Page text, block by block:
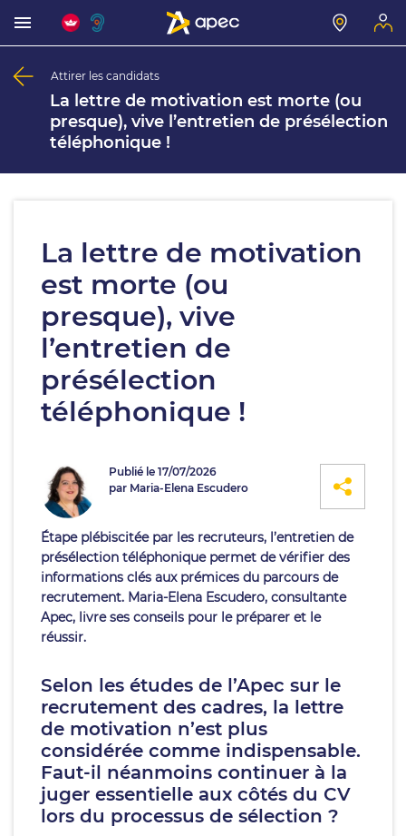
Attirer les candidats
La lettre de motivation est morte (ou
presque), vive l’entretien de présélection
téléphonique !
La lettre de motivation
est morte (ou
presque), vive
l’entretien de
présélection
téléphonique !
Publié le 17/07/2026
par Maria-Elena Escudero
Étape plébiscitée par les recruteurs, l’entretien de
présélection téléphonique permet de vérifier des
informations clés aux prémices du parcours de
recrutement. Maria-Elena Escudero, consultante
Apec, livre ses conseils pour le préparer et le
réussir.
Selon les études de l’Apec sur le
recrutement des cadres, la lettre
de motivation n’est plus
considérée comme indispensable.
Faut-il néanmoins continuer à la
juger essentielle aux côtés du CV
lors du processus de sélection ?